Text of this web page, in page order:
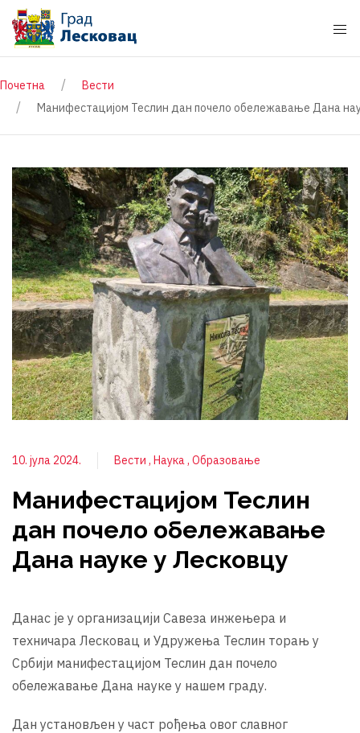
Почетна
Вести
Манифестацијом Теслин дан почело обележавање Дана
10. јула 2024. Вести Наука Образовање
Манифестацијом Теслин
дан почело обележавање
Дана науке у Лесковцу
Данас је у организацији Савеза инжењера и
техничара Лесковац и Удружења Теслин торањ у
Србији манифестацијом Теслин дан почело
обележавање Дана науке у нашем граду.
Дан установљен у част рођења овог славног